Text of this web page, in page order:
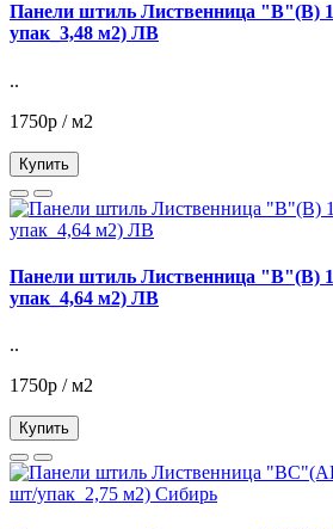
Панели штиль Лиственница "В"(В)
упак_3,48 м2) ЛВ
..
1750р / м2
Купить
Панели штиль Лиственница "В"(В)
упак_4,64 м2) ЛВ
..
1750р / м2
Купить